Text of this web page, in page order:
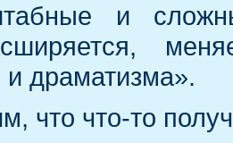
и
драматизма».
что что-то